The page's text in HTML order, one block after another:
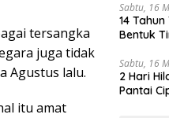
tersangka
juga tidak
Agustus lalu.
itu amat
Sabtu, 16
14
Bentuk
Sabtu, 16
2 Hari
Pantai